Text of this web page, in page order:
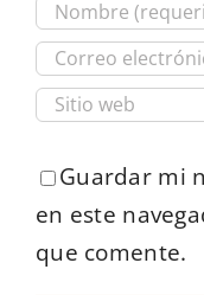
Guardar mi
en este
que comente.